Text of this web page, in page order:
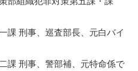
課 刑事、巡査部長、元白バイ
課 刑事、警部補、元特命係で